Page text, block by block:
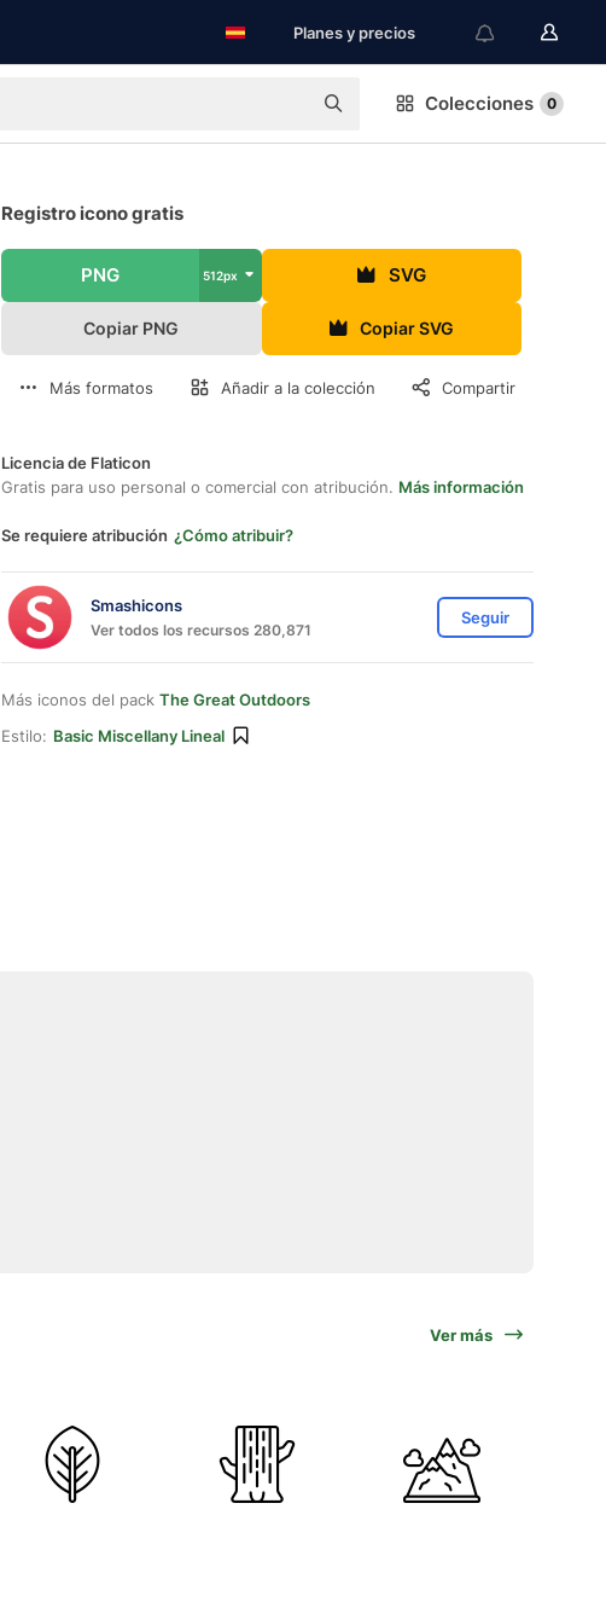
Planes y precios
Colecciones 0
Registro icono gratis
PNG 512px SVG
Copiar PNG Copiar SVG
Más formatos Añadir a la colección Compartir
Licencia de Flaticon
Gratis para uso personal o comercial con atribución. Más información
Se requiere atribución ¿Cómo atribuir?
Smashicons
Ver todos los recursos 280,871
Seguir
Más iconos del pack The Great Outdoors
Estilo: Basic Miscellany Lineal
Ver más